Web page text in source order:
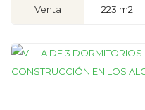
Venta 223 m2